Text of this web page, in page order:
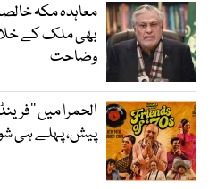
معاہدہ مکہ
بھی ملک کے
وضاحت
الحمرا میں
پیش، پہلے ہی